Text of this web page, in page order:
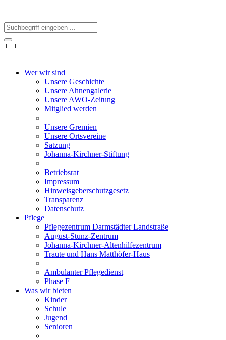
+++
Wer wir sind
Unsere Geschichte
Unsere Ahnengalerie
Unsere AWO-Zeitung
Mitglied werden
Unsere Gremien
Unsere Ortsvereine
Satzung
Johanna-Kirchner-Stiftung
Betriebsrat
Impressum
Hinweisgeberschutzgesetz
Transparenz
Datenschutz
Pflege
Pflegezentrum Darmstädter Landstraße
August-Stunz-Zentrum
Johanna-Kirchner-Altenhilfezentrum
Traute und Hans Matthöfer-Haus
Ambulanter Pflegedienst
Phase F
Was wir bieten
Kinder
Schule
Jugend
Senioren